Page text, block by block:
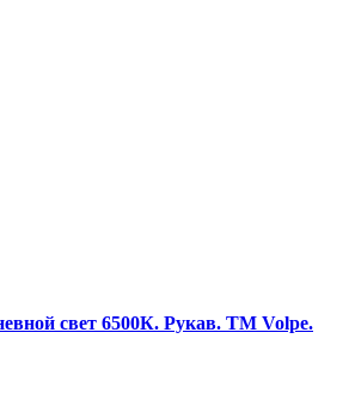
свет 6500К. Рукав. ТМ Volpe.